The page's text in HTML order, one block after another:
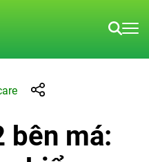
bên má: